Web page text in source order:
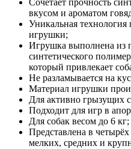
Сочетает прочность
вкусом и ароматом
Уникальная технология
игрушки;
Игрушка выполнена из
синтетического
который привлекает
Не разламывается на
Материал игрушки
Для активно грызущих
Подходит для игр в
Для собак весом до 6 кг;
Представлена в
мелких, средних и